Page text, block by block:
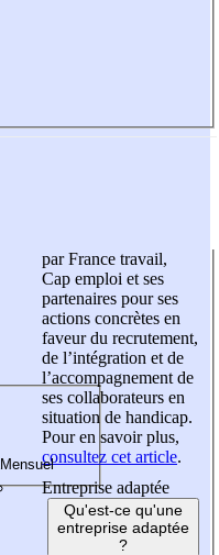
par France travail,
Cap emploi et ses
partenaires pour ses
actions concrètes en
faveur du recrutement,
de l’intégration et de
l’accompagnement de
ses collaborateurs en
situation de handicap.
Pour en savoir plus,
consultez cet article.
Entreprise adaptée
Qu'est-ce qu'une
entreprise adaptée
?